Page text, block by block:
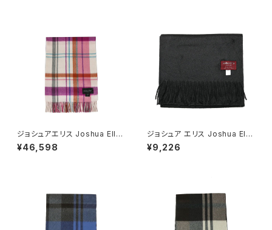
ジョシュアエリス Joshua Ellis
レディース マフラー PINK スト
ール カシミヤ CPG51800
¥46,598
ジョシュア エリス Joshua Elli
s カシミヤマフラー RWC5052
2 メンズ レディース ブラック 無
¥9,226